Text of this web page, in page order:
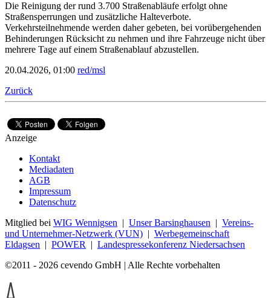
Die Reinigung der rund 3.700 Straßenabläufe erfolgt ohne
Straßensperrungen und zusätzliche Halteverbote.
Verkehrsteilnehmende werden daher gebeten, bei vorübergehenden
Behinderungen Rücksicht zu nehmen und ihre Fahrzeuge nicht über
mehrere Tage auf einem Straßenablauf abzustellen.
20.04.2026, 01:00 red/msl
Zurück
Anzeige
Kontakt
Mediadaten
AGB
Impressum
Datenschutz
Mitglied bei WIG Wennigsen | Unser Barsinghausen | Vereins-
und Unternehmer-Netzwerk (VUN) | Werbegemeinschaft
Eldagsen | POWER | Landespressekonferenz Niedersachsen
©2011 - 2026 cevendo GmbH | Alle Rechte vorbehalten